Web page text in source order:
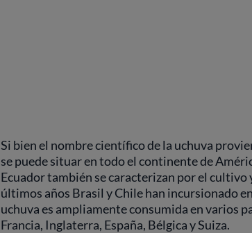
Si bien el nombre científico de la uchuva
se puede situar en todo el continente de
Ecuador también se caracterizan por el cultivo
últimos años Brasil y Chile han incursionado
uchuva es ampliamente consumida en varios
Francia, Inglaterra, España, Bélgica y Suiza.